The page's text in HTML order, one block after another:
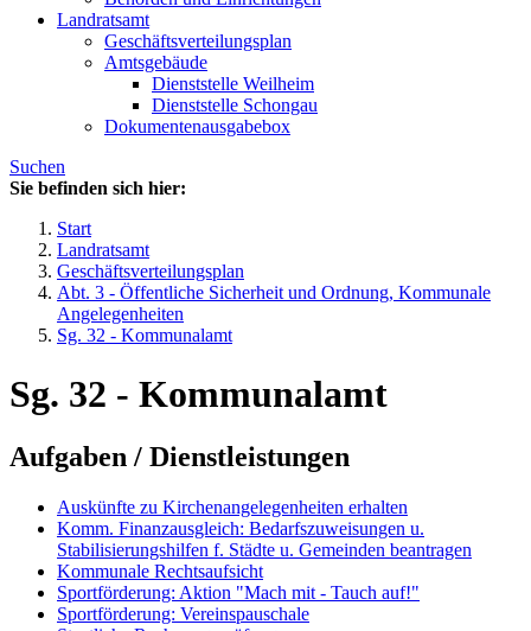
Landratsamt
Geschäftsverteilungsplan
Amtsgebäude
Dienststelle Weilheim
Dienststelle Schongau
Dokumentenausgabebox
Suchen
Sie befinden sich hier:
Start
Landratsamt
Geschäftsverteilungsplan
Abt. 3 - Öffentliche Sicherheit und Ordnung, Kommunale
Angelegenheiten
Sg. 32 - Kommunalamt
Sg. 32 - Kommunalamt
Aufgaben / Dienstleistungen
Auskünfte zu Kirchenangelegenheiten erhalten
Komm. Finanzausgleich: Bedarfszuweisungen u.
Stabilisierungshilfen f. Städte u. Gemeinden beantragen
Kommunale Rechtsaufsicht
Sportförderung: Aktion "Mach mit - Tauch auf!"
Sportförderung: Vereinspauschale